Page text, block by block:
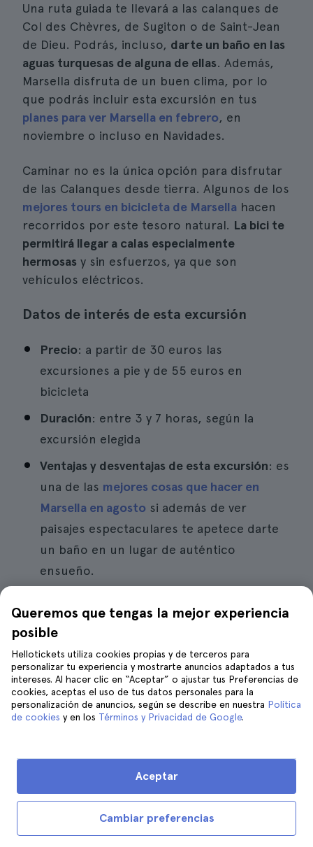
Una ruta guiada te llevará a las calanques de
Col des Chèvres, de Sugiton o de Saint-Jean
de Dieu. Podrás, incluso, darte un baño en las
aguas turquesas de alguna de ellas. Además,
Marsella disfruta de un buen clima, por lo
que podrás incluir esta excursión en tus
planes para ver Marsella en febrero, en
noviembre o incluso en Navidades.
Caminar no es la única opción para disfrutar
de las Calanques desde tierra. Algunos de los
mejores tours en bicicleta de Marsella hacen
recorridos por este tesoro natural. La bici te
permitirá llegar a calas especialmente
hermosas y sin esfuerzos, ya que son
vehículos eléctricos.
Datos de interés de esta excursión
Precio: a partir de 30 euros las
excursiones a pie y de 55 euros en
bicicleta
Duración: entre 3 y 7 horas, según la
excursión elegida
Ventajas y desventajas de esta excursión: es
una de las mejores cosas que hacer en
Marsella en agosto si además de ver
paisajes espectaculares te apetece darte
un baño en un lugar de auténtico
ensueño.
7. Paseo en velero por la costa de
Marsella
Queremos que tengas la mejor experiencia
posible
Hellotickets utiliza cookies propias y de terceros para
personalizar tu experiencia y mostrarte anuncios adaptados a tus
intereses. Al hacer clic en “Aceptar” o ajustar tus Preferencias de
cookies, aceptas el uso de tus datos personales para la
personalización de anuncios, según se describe en nuestra Política
de cookies y en los Términos y Privacidad de Google.
Cambiar preferencias
Aceptar